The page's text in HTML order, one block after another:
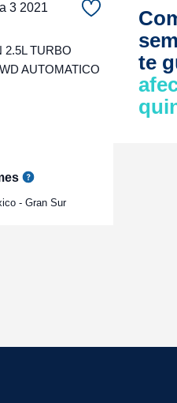
3 2021
2.5L TURBO
AUTOMATICO
- Gran Sur
te